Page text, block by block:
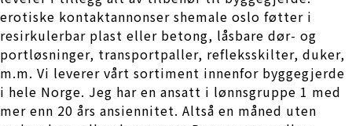
erotiske kontaktannonser shemale oslo føtter i
resirkulerbar plast eller betong, låsbare dør- og
portløsninger, transportpaller, refleksskilter, duker,
m.m. Vi leverer vårt sortiment innenfor byggegjerde
i hele Norge. Jeg har en ansatt i lønnsgruppe 1 med
mer enn 20 års ansiennitet. Altså en måned uten